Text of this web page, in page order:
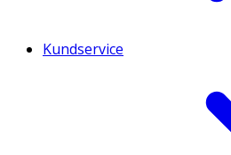
Kundservice